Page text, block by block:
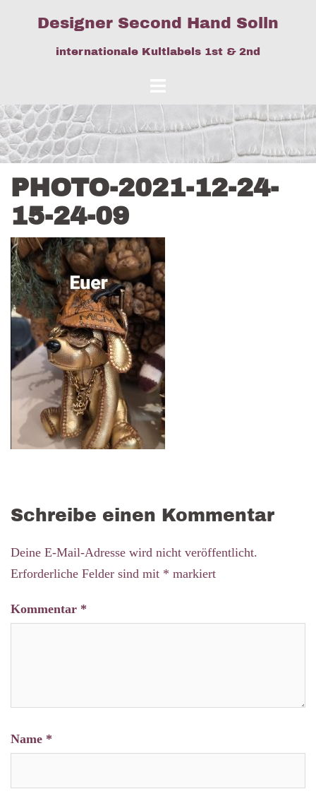
Designer Second Hand Solln
internationale Kultlabels 1st & 2nd
PHOTO-2021-12-24-
15-24-09
Schreibe einen Kommentar
Deine E-Mail-Adresse wird nicht veröffentlicht.
Erforderliche Felder sind mit * markiert
Kommentar *
Name *